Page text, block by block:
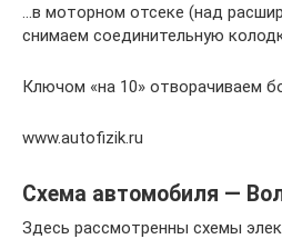
…в моторном отсеке (над
снимаем соединительную
Ключом «на 10» отворачиваем
www.autofizik.ru
Схема автомобиля —
Здесь рассмотренны схемы